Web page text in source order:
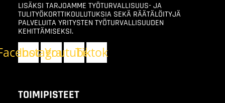
LISÄKSI TARJOAMME TYÖTURVALLISUUS- JA
TULITYÖKORTTIKOULUTUKSIA SEKÄ RÄÄTÄLÖITYJÄ
PALVELUITA YRITYSTEN TYÖTURVALLISUUDEN
KEHITTÄMISEKSI.
Instagram
YoutubeTiktok
TOIMIPISTEET